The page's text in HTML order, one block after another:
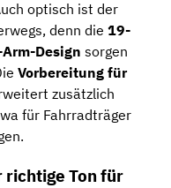
optisch ist der
denn die 19-
Design sorgen
Vorbereitung für
zusätzlich
für Fahrradträger
richtige Ton für